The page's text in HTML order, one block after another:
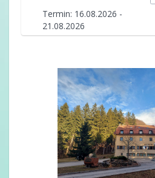
Termin: 16.08.2026 -
21.08.2026